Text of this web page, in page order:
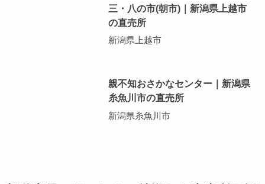
三・八の市(朝市)｜新潟県上越市
の直売所
新潟県上越市
親不知おさかなセンター｜新潟県
糸魚川市の直売所
新潟県糸魚川市